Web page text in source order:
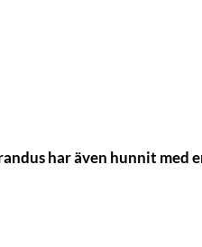
har även hunnit med